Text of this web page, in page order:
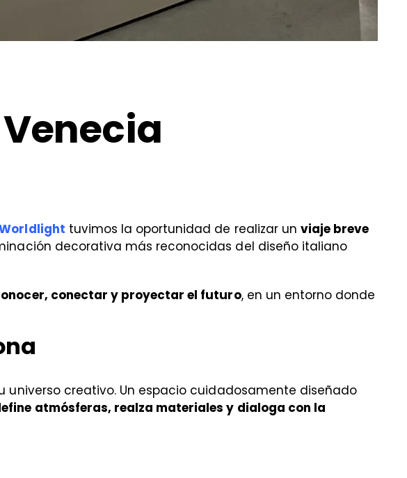
tuvimos la oportunidad de realizar un viaje breve
decorativa más reconocidas del diseño italiano
conectar y proyectar el futuro, en un entorno donde
universo creativo. Un espacio cuidadosamente diseñado
atmósferas, realza materiales y dialoga con la